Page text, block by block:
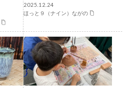
2025.12.24
ほっと９（ナイン）ながの